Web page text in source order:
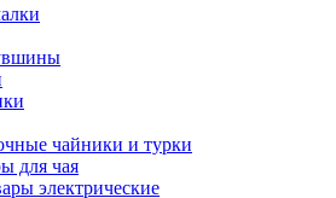
чайники и турки
для чая
электрические